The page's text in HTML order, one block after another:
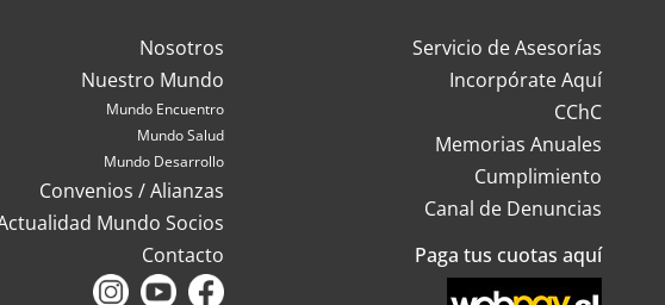
Nosotros
Nuestro Mundo
Mundo Encuentro
Mundo Salud
Mundo Desarrollo
Convenios / Alianzas
Mundo Socios
Contacto
Servicio de Asesorías
Incorpórate Aquí
CChC
Memorias Anuales
Cumplimiento
Canal de Denuncias
Paga tus cuotas aquí